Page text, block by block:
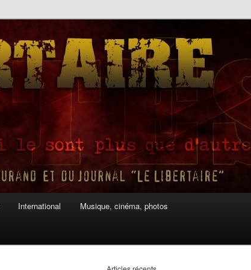
International Musique, cinéma, photos